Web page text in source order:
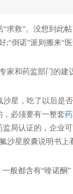
救”。没想到此
倒诺”派则搬来“
和药监部门的建
星，吃了以后是
必须要有一整套
局认证的，企业
沙星胶囊说明书上
般都含有“喹诺酮